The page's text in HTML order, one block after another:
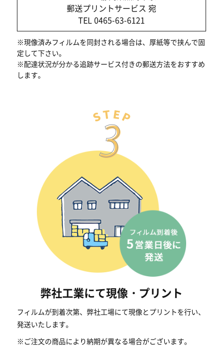
郵送プリントサービス 宛
TEL 0465-63-6121
※現像済みフィルムを同封される場合は、厚紙等で挟んで固
定して下さい。
※配達状況が分かる追跡サービス付きの郵送方法をおすすめ
します。
弊社工業にて現像・プリント
フィルムが到着次第、弊社工場にて現像とプリントを行い、
発送いたします。
※ご注文の商品により納期が異なる場合がございます。